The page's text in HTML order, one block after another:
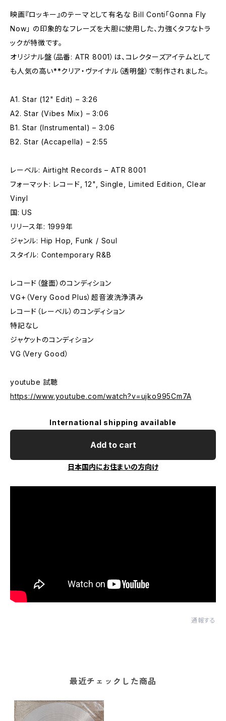
映画『ロッキー』のテーマとして有名な Bill Conti「Gonna Fly
Now」 の印象的なフレーズを大胆に使用した、力強くタフなトラ
ックが特徴です。
オリジナル盤（品番: ATR 8001）は、コレクターズアイテムとして
も人気の高い**クリア・ヴァイナル（透明盤）で制作されました。
A1. Star (12" Edit) – 3:26
A2. Star (Vibes Mix) – 3:06
B1. Star (Instrumental) – 3:06
B2. Star (Accapella) – 2:55
レーベル: Airtight Records – ATR 8001
フォーマット: レコード, 12", Single, Limited Edition, Clear
Vinyl
国: US
リリース年: 1999年
ジャンル: Hip Hop, Funk / Soul
スタイル: Contemporary R&B
レコード（盤面）のコンディション
VG+（Very Good Plus）超音波洗浄済み
レコード（レーベル）のコンディション
特記なし
ジャケットのコンディション
VG（Very Good）
youtube 試聴
https://www.youtube.com/watch?v=ujko995Cm7A
International shipping available
Add to cart
日本国内にお住まいの方向け
通報する
最近チェックした商品